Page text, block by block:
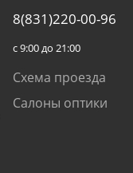
8(831)220-00-96
с 9:00 до 21:00
Схема проезда
Салоны оптики